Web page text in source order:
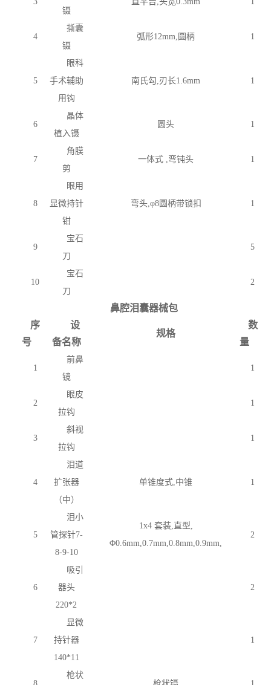
镊
4
撕囊
镊
弧形12mm,圆柄 1
5
眼科
手术辅助
用钩
南氏勾,刃长1.6mm 1
6
晶体
植入镊
圆头 1
7
角膜
剪
一体式 ,弯钝头 1
8
眼用
显微持针
钳
弯头,φ8圆柄带锁扣 1
9
宝石
刀
5
10
宝石
刀
2
鼻腔泪囊器械包
序
号
设
备名称
规格
数
量
1
前鼻
镜
1
2
眼皮
拉钩
1
3
斜视
拉钩
1
4
泪道
扩张器
（中）
单锥度式,中锥 1
5
泪小
管探针7-
8-9-10
1x4 套装,直型,
Φ0.6mm,0.7mm,0.8mm,0.9mm,
2
6
吸引
器头
220*2
2
7
显微
持针器
140*11
1
枪状